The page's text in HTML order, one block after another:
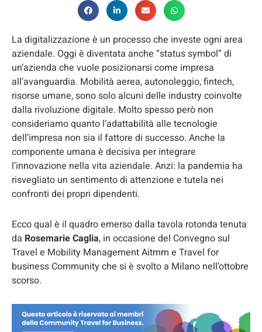
La digitalizzazione è un processo che investe ogni area
aziendale. Oggi è diventata anche “status symbol” di
un’azienda che vuole posizionarsi come impresa
all’avanguardia. Mobilità aerea, autonoleggio, fintech,
risorse umane, sono solo alcuni delle industry coinvolte
dalla rivoluzione digitale. Molto spesso però non
consideriamo quanto l’adattabilità alle tecnologie
dell’impresa non sia il fattore di successo. Anche la
componente umana è decisiva per integrare
l’innovazione nella vita aziendale. Anzi: la pandemia ha
risvegliato un sentimento di attenzione e tutela nei
confronti dei propri dipendenti.
Ecco qual è il quadro emerso dalla tavola rotonda tenuta
da Rosemarie Caglia, in occasione del Convegno sul
Travel e Mobility Management Aitmm e Travel for
business Community che si è svolto a Milano nell’ottobre
scorso.